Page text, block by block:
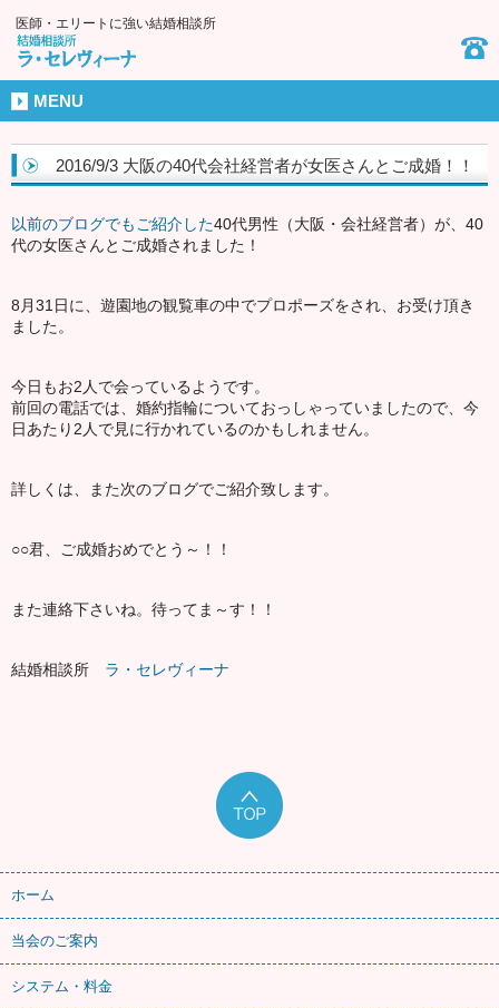
医師・エリートに強い結婚相談所
MENU
2016/9/3 大阪の40代会社経営者が女医さんとご成婚！！
以前のブログでもご紹介した40代男性（大阪・会社経営者）が、40
代の女医さんとご成婚されました！
8月31日に、遊園地の観覧車の中でプロポーズをされ、お受け頂き
ました。
今日もお2人で会っているようです。
前回の電話では、婚約指輪についておっしゃっていましたので、今
日あたり2人で見に行かれているのかもしれません。
詳しくは、また次のブログでご紹介致します。
○○君、ご成婚おめでとう～！！
また連絡下さいね。待ってま～す！！
結婚相談所 ラ・セレヴィーナ
ホーム
当会のご案内
システム・料金